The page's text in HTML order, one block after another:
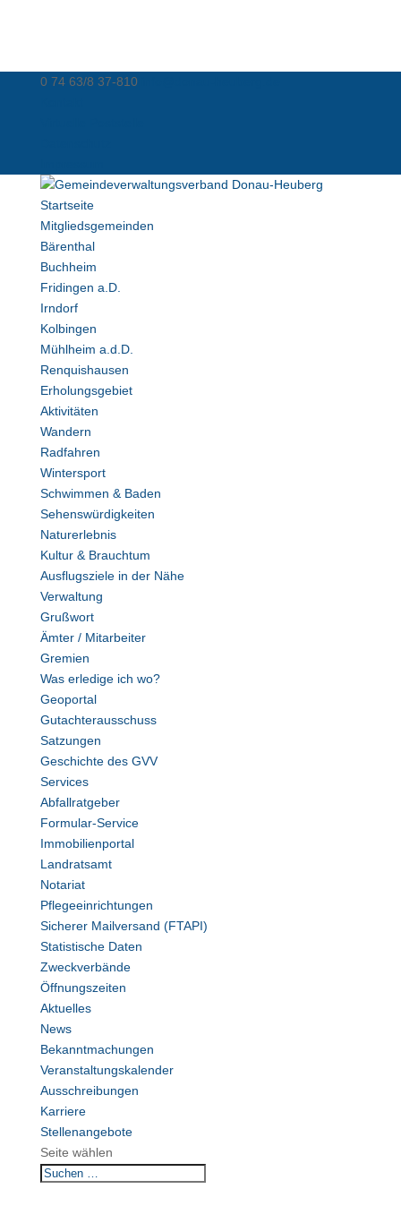
0 74 63/8 37-810
Startseite
Mitgliedsgemeinden
Bärenthal
Buchheim
Fridingen a.D.
Irndorf
Kolbingen
Mühlheim a.d.D.
Renquishausen
Erholungsgebiet
Aktivitäten
Wandern
Radfahren
Wintersport
Schwimmen & Baden
Sehenswürdigkeiten
Naturerlebnis
Kultur & Brauchtum
Ausflugsziele in der Nähe
Verwaltung
Grußwort
Ämter / Mitarbeiter
Gremien
Was erledige ich wo?
Geoportal
Gutachterausschuss
Satzungen
Geschichte des GVV
Services
Abfallratgeber
Formular-Service
Immobilienportal
Landratsamt
Notariat
Pflegeeinrichtungen
Sicherer Mailversand (FTAPI)
Statistische Daten
Zweckverbände
Öffnungszeiten
Aktuelles
News
Bekanntmachungen
Veranstaltungskalender
Ausschreibungen
Karriere
Stellenangebote
Seite wählen